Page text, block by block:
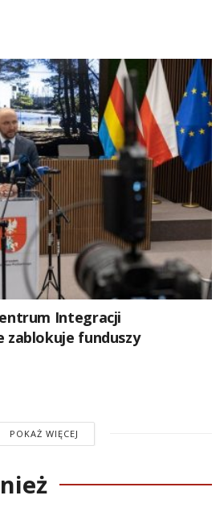
Integracji
zablokuje funduszy
POKAŻ WIĘCEJ